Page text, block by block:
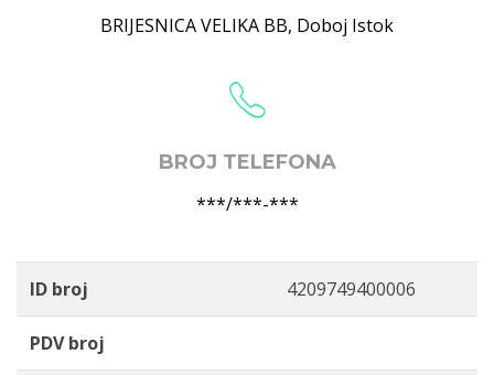
BRIJESNICA VELIKA BB, Doboj Istok
BROJ TELEFONA
***/***-***
ID broj 4209749400006
PDV broj